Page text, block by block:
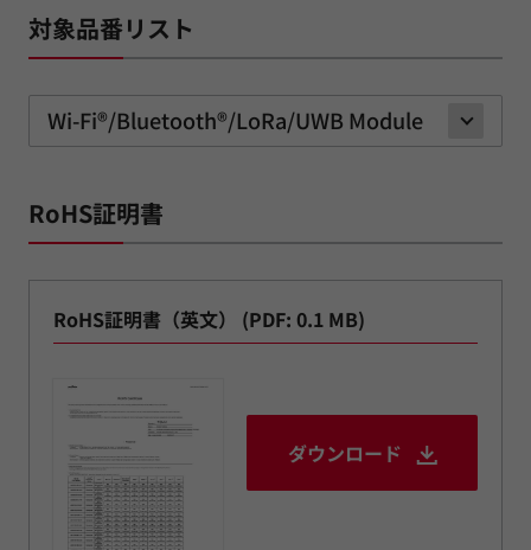
対象品番リスト
Wi-Fi®/Bluetooth®/LoRa/UWB Module
RoHS証明書
RoHS証明書（英文） (PDF: 0.1 MB)
ダウンロード